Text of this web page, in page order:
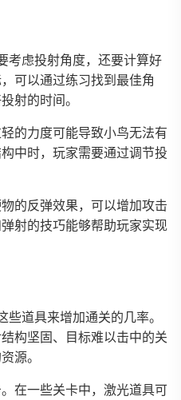
考虑投射角度，还要计算好
可以通过练习找到最佳角
射的时间。
的力度可能导致小鸟无法有
中时，玩家需要通过调节投
的反弹效果，可以增加攻击
射的技巧能够帮助玩家实现
道具来增加通关的几率。
构坚固、目标难以击中的关
源。
在一些关卡中，激光道具可